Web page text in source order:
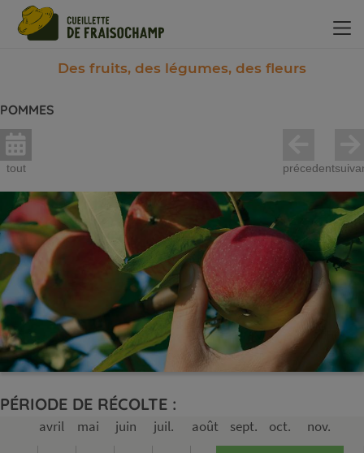
Des fruits, des légumes, des fleurs
POMMES
tout précedent
PÉRIODE DE RÉCOLTE :
avril mai juin juil. août sept. oct. nov.
Panneau de gestion des cookies